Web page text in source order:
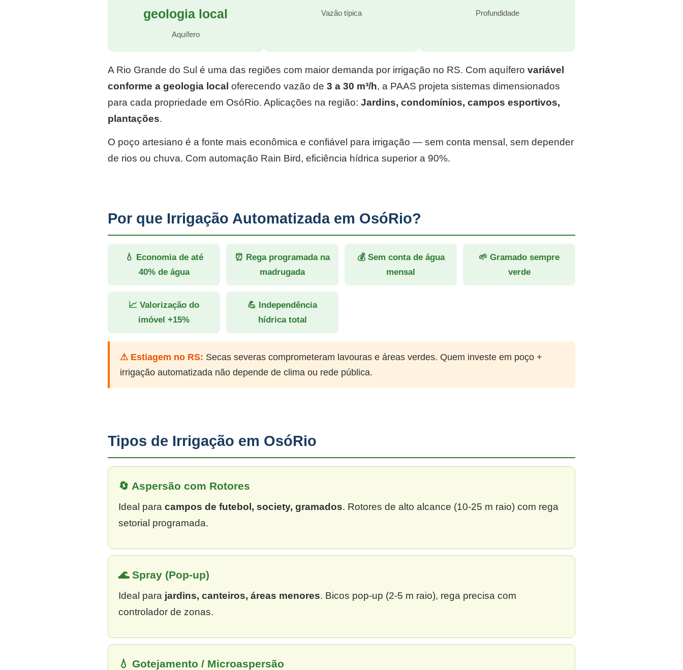
geologia local
Aquífero
Vazão típica Profundidade
A Rio Grande do Sul é uma das regiões com maior demanda por irrigação no RS. Com aquífero variável
conforme a geologia local oferecendo vazão de 3 a 30 m³/h, a PAAS projeta sistemas dimensionados
para cada propriedade em OsóRio. Aplicações na região: Jardins, condomínios, campos esportivos,
plantações.
O poço artesiano é a fonte mais econômica e confiável para irrigação — sem conta mensal, sem depender
de rios ou chuva. Com automação Rain Bird, eficiência hídrica superior a 90%.
Por que Irrigação Automatizada em OsóRio?
💧 Economia de até
40% de água
⏰ Rega programada na
madrugada
💰 Sem conta de água
mensal
🌱 Gramado sempre
verde
📈 Valorização do
imóvel +15%
💪 Independência
hídrica total
⚠ Estiagem no RS: Secas severas comprometeram lavouras e áreas verdes. Quem investe em poço +
irrigação automatizada não depende de clima ou rede pública.
Tipos de Irrigação em OsóRio
🔄 Aspersão com Rotores
Ideal para campos de futebol, society, gramados. Rotores de alto alcance (10-25 m raio) com rega
setorial programada.
🌊 Spray (Pop-up)
Ideal para jardins, canteiros, áreas menores. Bicos pop-up (2-5 m raio), rega precisa com
controlador de zonas.
💧 Gotejamento / Microaspersão